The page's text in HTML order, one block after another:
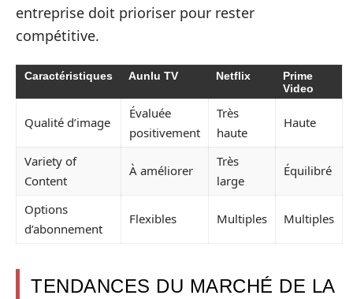
entreprise doit prioriser pour rester
compétitive.
Caractéristiques Aunlu TV Netflix
Prime
Video
Qualité d’image
Évaluée
positivement
Très
haute
Haute
Variety of
Content
À améliorer
Très
large
Équilibré
Options
d’abonnement
Flexibles Multiples Multiples
TENDANCES DU MARCHÉ DE LA